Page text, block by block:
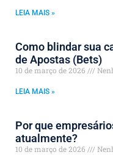
LEIA MAIS »
Como blindar sua
de Apostas (Bets)
10 de março de 2026
LEIA MAIS »
Por que
atualmente?
10 de março de 2026